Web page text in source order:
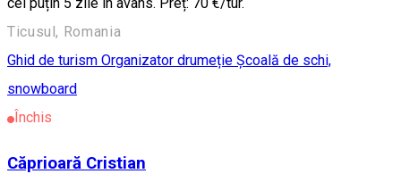
Ticusul, Romania
Ghid de turism Organizator drumeție Școală de schi,
snowboard
Închis
Căprioară Cristian